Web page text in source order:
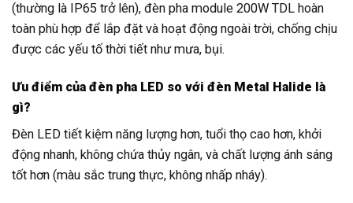
(thường là IP65 trở lên), đèn pha module 200W TDL hoàn
toàn phù hợp để lắp đặt và hoạt động ngoài trời, chống chịu
được các yếu tố thời tiết như mưa, bụi.
Ưu điểm của đèn pha LED so với đèn Metal Halide là
gì?
Đèn LED tiết kiệm năng lượng hơn, tuổi thọ cao hơn, khởi
động nhanh, không chứa thủy ngân, và chất lượng ánh sáng
tốt hơn (màu sắc trung thực, không nhấp nháy).